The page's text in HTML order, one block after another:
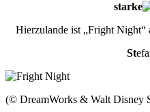
starke
Hierzulande ist „Fright
St
(© DreamWorks & Walt Disney